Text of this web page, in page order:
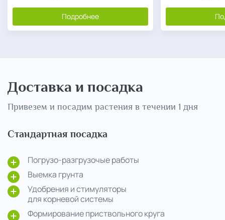
Подробнее
Доставка и посадка
Привезем и посадим растения в течении 1 дня
Стандартная посадка
Погрузо-разгрузочые работы
Выемка грунта
Удобрения и стимуляторы
для корневой системы
Формирование приствольного круга